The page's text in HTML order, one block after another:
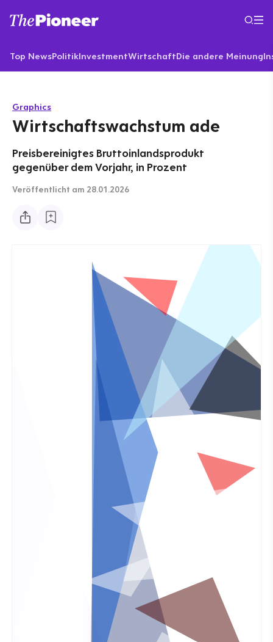
Top NewsPolitikInvestmentWirtschaftDie andere Meinung
Graphics
Wirtschaftswachstum ade
Preisbereinigtes Bruttoinlandsprodukt
gegenüber dem Vorjahr, in Prozent
Veröffentlicht am 28.01.2026